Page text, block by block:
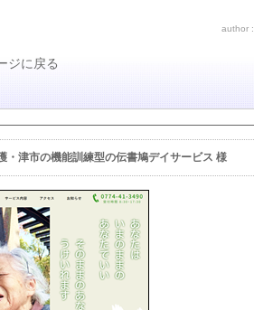
author :
ジに戻る
・津市の機能訓練型の伝書鳩デイサービス 様